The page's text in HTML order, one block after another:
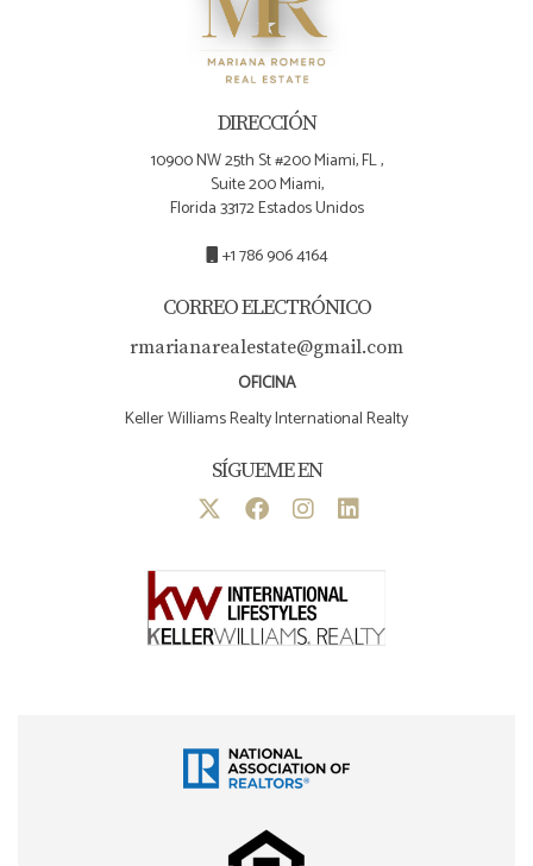
Es crucial contar con asesoría legal especializada
desde el principio para prevenir problemas futuros
Recuerda que cada paso cuenta hacia tu éxito como
inversionista inmobiliario. Si necesitas ayuda o más
información sobre cómo iniciar tu viaje hacia la
Romero hoy mismo!
DIRECCIÓN
10900 NW 25th St #200 Miami, FL ,
Suite 200 Miami,
Florida 33172 Estados Unidos
+1 786 906 4164
CORREO ELECTRÓNICO
rmarianarealestate@gmail.com
OFICINA
Keller Williams Realty International Realty
SÍGUEME EN